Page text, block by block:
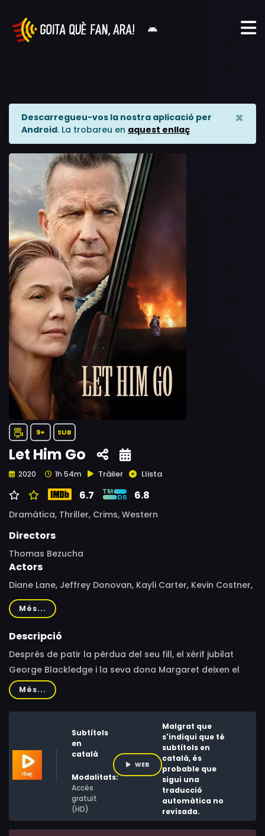
Descarregueu-vos la nostra aplicació per
Android. La trobareu en aquest enllaç
×
9+ SUB
Let Him Go
2020 1h 54m Tràiler Llista
6.7 6.8
Dramàtica, Thriller, Crims, Western
Directors
Thomas Bezucha
Actors
Diane Lane, Jeffrey Donovan, Kayli Carter, Kevin Costner,
Lesley Manville, Will Brittain, Booboo Stewart, Ryan Bruce,
Otto Hornung, Bram Hornung, Connor Mackay, Adam
Stafford, Greg Lawson, Bradley Stryker, John Treleaven,
Kira Bradley, Aidan Moreno, Judith Buchan, Marilyn Potts,
Vanessa Holmes, Tayden Marks, Bryn Roy, Finn Lee-Epp,
Caillou Pettis, Will Hochman
Més...
Descripció
Després de patir la pèrdua del seu fill, el xèrif jubilat
George Blackledge i la seva dona Margaret deixen el
seu ranxo a Montana per intentar rescatar el seu nét a
Dakota.
Més...
Subtítols
en
català
Modalitats:
Accés
gratuït
(HD)
WEB
Malgrat que
s'indiqui que té
subtítols en
català, és
probable que
sigui una
traducció
automàtica no
revisada.